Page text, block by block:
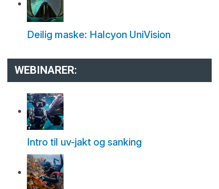
Deilig maske: Halcyon UniVision
WEBINARER:
Intro til uv-jakt og sanking